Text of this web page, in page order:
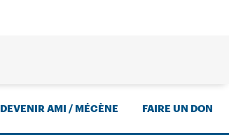
DEVENIR AMI / MÉCÈNE FAIRE UN DON